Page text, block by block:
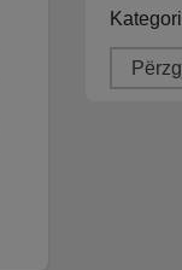
Kategori